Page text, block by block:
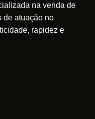
na venda de
de atuação no
rapidez e